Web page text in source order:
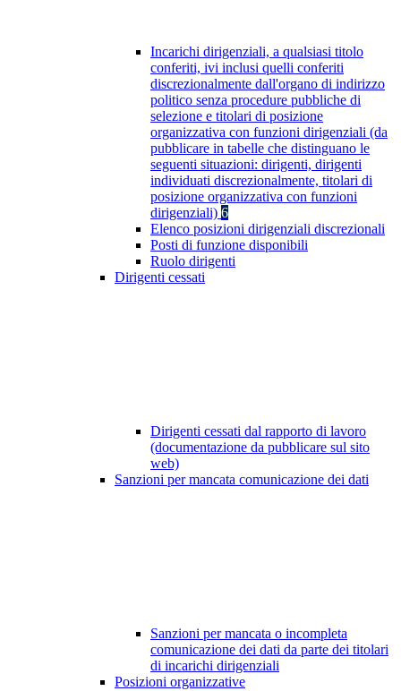
Incarichi dirigenziali, a qualsiasi titolo
conferiti, ivi inclusi quelli conferiti
discrezionalmente dall'organo di indirizzo
politico senza procedure pubbliche di
selezione e titolari di posizione
organizzativa con funzioni dirigenziali (da
pubblicare in tabelle che distinguano le
seguenti situazioni: dirigenti, dirigenti
individuati discrezionalmente, titolari di
posizione organizzativa con funzioni
dirigenziali) 6
Elenco posizioni dirigenziali discrezionali
Posti di funzione disponibili
Ruolo dirigenti
Dirigenti cessati
Dirigenti cessati dal rapporto di lavoro
(documentazione da pubblicare sul sito
web)
Sanzioni per mancata comunicazione dei dati
Sanzioni per mancata o incompleta
comunicazione dei dati da parte dei titolari
di incarichi dirigenziali
Posizioni organizzative